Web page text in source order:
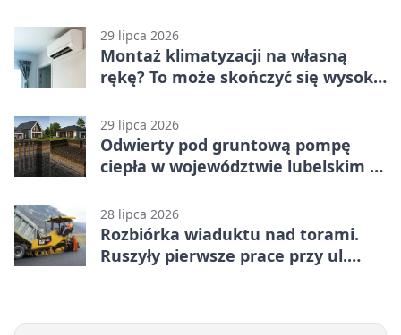
29 lipca 2026
Montaż klimatyzacji na własną
rękę? To może skończyć się wysoką
29 lipca 2026
Odwierty pod gruntową pompę
ciepła w województwie lubelskim -
28 lipca 2026
Rozbiórka wiaduktu nad torami.
Ruszyły pierwsze prace przy ul.